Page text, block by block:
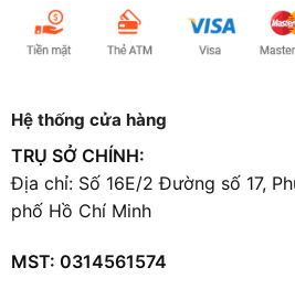
Hệ thống cửa hàng
TRỤ SỞ CHÍNH:
Địa chỉ: Số 16E/2 Đường số 17,
phố Hồ Chí Minh
MST: 0314561574